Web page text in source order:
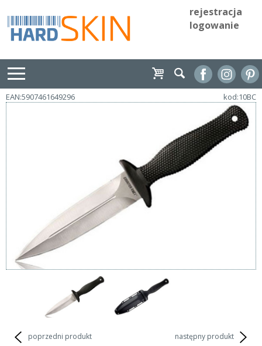
rejestracja
logowanie
EAN:5907461649296 kod:10BC
poprzedni produkt następny produkt